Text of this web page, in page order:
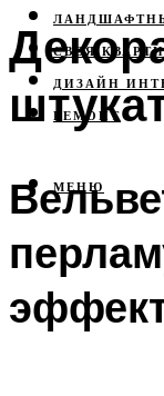
СВОЯ
ДИЗАЙН
РЕМОНТ
МЕНЮ